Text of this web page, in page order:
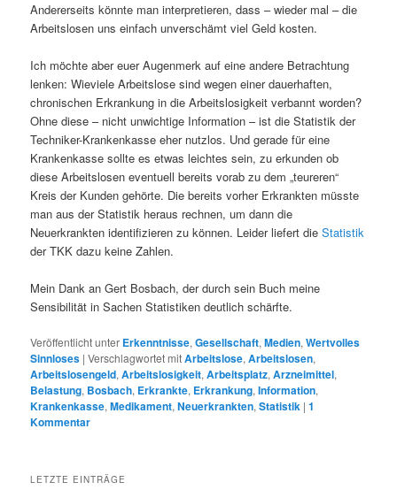
Andererseits könnte man interpretieren, dass – wieder mal – die
Arbeitslosen uns einfach unverschämt viel Geld kosten.
Ich möchte aber euer Augenmerk auf eine andere Betrachtung
lenken: Wieviele Arbeitslose sind wegen einer dauerhaften,
chronischen Erkrankung in die Arbeitslosigkeit verbannt worden?
Ohne diese – nicht unwichtige Information – ist die Statistik der
Techniker-Krankenkasse eher nutzlos. Und gerade für eine
Krankenkasse sollte es etwas leichtes sein, zu erkunden ob
diese Arbeitslosen eventuell bereits vorab zu dem „teureren“
Kreis der Kunden gehörte. Die bereits vorher Erkrankten müsste
man aus der Statistik heraus rechnen, um dann die
Neuerkrankten identifizieren zu können. Leider liefert dieStatistik
der TKK dazu keine Zahlen.
Mein Dank an Gert Bosbach, der durch sein Buch meine
Sensibilität in Sachen Statistiken deutlich schärfte.
Veröffentlicht unter Erkenntnisse,Gesellschaft,Medien,Wertvolles
Sinnloses |Verschlagwortet mitArbeitslose,Arbeitslosen,
Arbeitslosengeld,Arbeitslosigkeit,Arbeitsplatz,Arzneimittel,
Belastung, Bosbach, Erkrankte, Erkrankung,Information,
Krankenkasse,Medikament,Neuerkrankten,Statistik |1
Kommentar
LETZTE EINTRÄGE